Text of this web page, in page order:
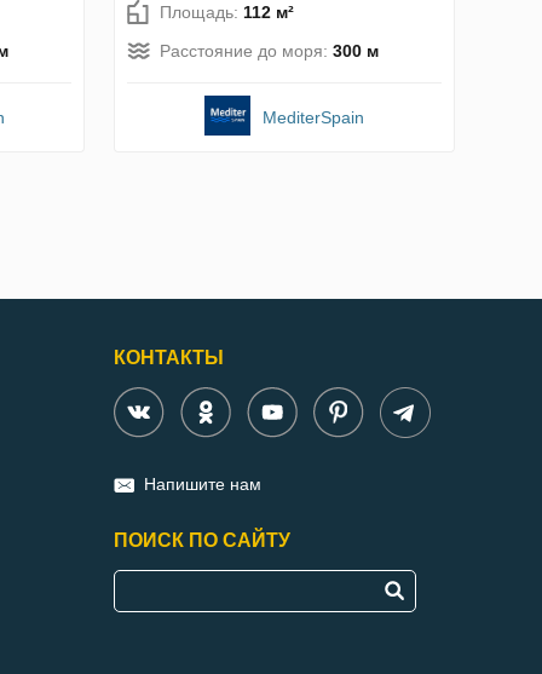
Площадь: 112 м²
Расстояние до моря: 300 м
MediterSpain
КОНТАКТЫ
Напишите нам
ПОИСК ПО САЙТУ